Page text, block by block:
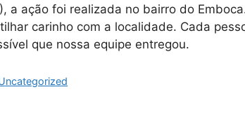
a ação foi realizada no bairro do
carinho com a localidade. Cada
que nossa equipe entregou.